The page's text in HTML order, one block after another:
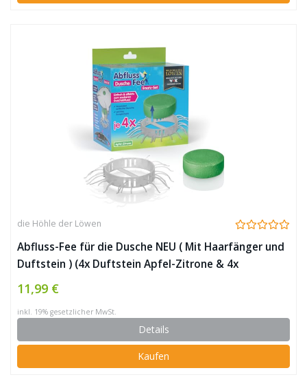
die Höhle der Löwen
Abfluss-Fee für die Dusche NEU ( Mit Haarfänger und
Duftstein ) (4x Duftstein Apfel-Zitrone & 4x
Haarfänger)
11,99 €
inkl. 19% gesetzlicher MwSt.
Details
Kaufen